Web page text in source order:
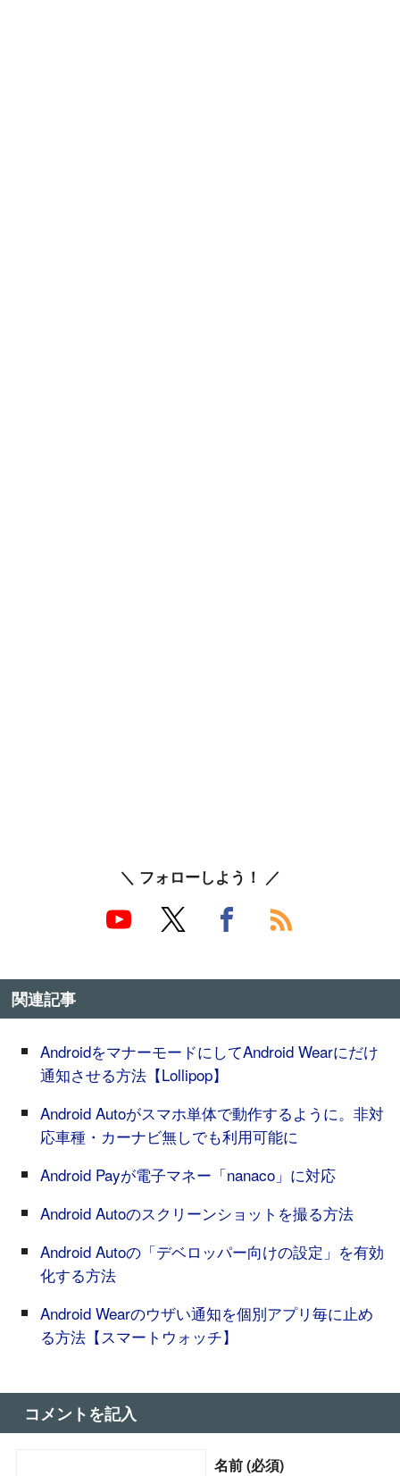
＼ フォローしよう！ ／
関連記事
AndroidをマナーモードにしてAndroid Wearにだけ
通知させる方法【Lollipop】
Android Autoがスマホ単体で動作するように。非対
応車種・カーナビ無しでも利用可能に
Android Payが電子マネー「nanaco」に対応
Android Autoのスクリーンショットを撮る方法
Android Autoの「デベロッパー向けの設定」を有効
化する方法
Android Wearのウザい通知を個別アプリ毎に止め
る方法【スマートウォッチ】
コメントを記入
名前 (必須)